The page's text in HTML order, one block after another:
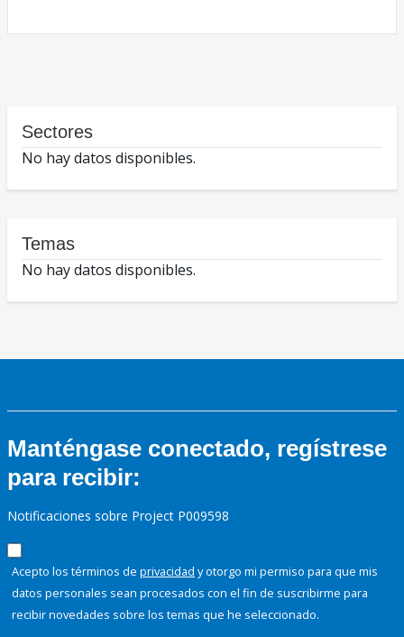
Sectores
No hay datos disponibles.
Temas
No hay datos disponibles.
Manténgase conectado, regístrese
para recibir:
Notificaciones sobre Project P009598
Acepto los términos de privacidad y otorgo mi permiso para que mis
datos personales sean procesados con el fin de suscribirme para
recibir novedades sobre los temas que he seleccionado.